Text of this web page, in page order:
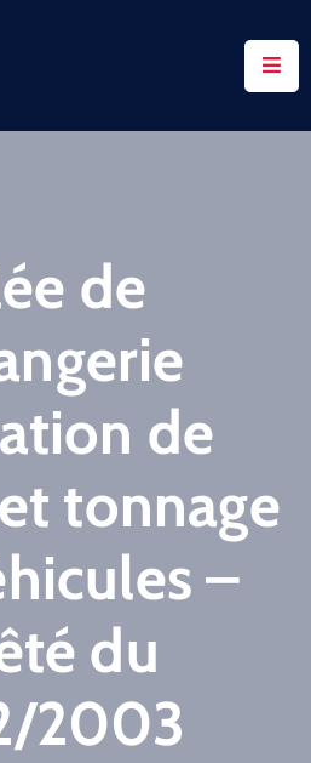
de
de
tonnage
–
du
2003